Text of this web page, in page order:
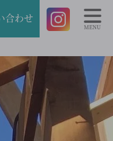
合わせ
MENU